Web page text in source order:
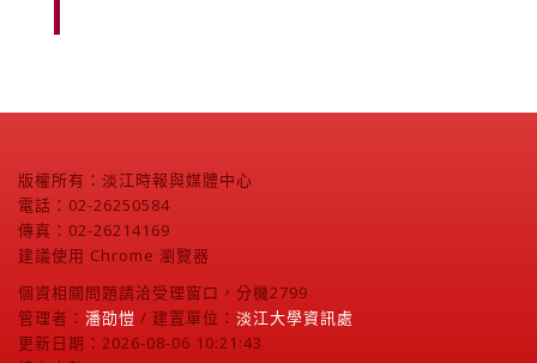
版權所有：淡江時報與媒體中心
電話：02-26250584
傳真：02-26214169
建議使用 Chrome 瀏覽器
個資相關問題請洽受理窗口，分機2799
管理者： 潘劭愷 / 建置單位： 淡江大學資訊處
更新日期：2026-08-06 10:21:43